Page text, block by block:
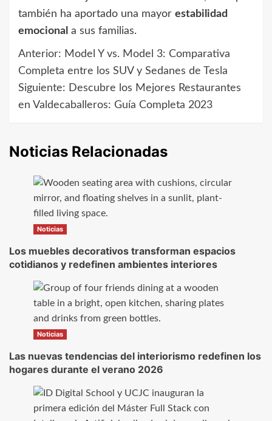
también ha aportado una mayor estabilidad
emocional a sus familias.
Navegación
de
entradas
Anterior: Model Y vs. Model 3: Comparativa
Completa entre los SUV y Sedanes de Tesla
Siguiente: Descubre los Mejores Restaurantes
en Valdecaballeros: Guía Completa 2023
Noticias Relacionadas
Noticias
Los muebles decorativos transforman espacios
cotidianos y redefinen ambientes interiores
Noticias
Las nuevas tendencias del interiorismo redefinen los
hogares durante el verano 2026